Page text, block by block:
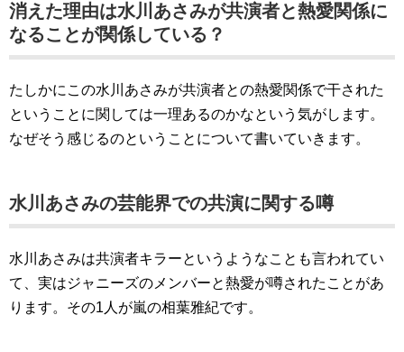
消えた理由は水川あさみが共演者と熱愛関係に
なることが関係している？
たしかにこの水川あさみが共演者との熱愛関係で干された
ということに関しては一理あるのかなという気がします。
なぜそう感じるのということについて書いていきます。
水川あさみの芸能界での共演に関する噂
水川あさみは共演者キラーというようなことも言われてい
て、実はジャニーズのメンバーと熱愛が噂されたことがあ
ります。その1人が嵐の相葉雅紀です。